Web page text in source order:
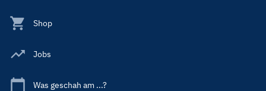
Shop
Jobs
Was geschah am ...?